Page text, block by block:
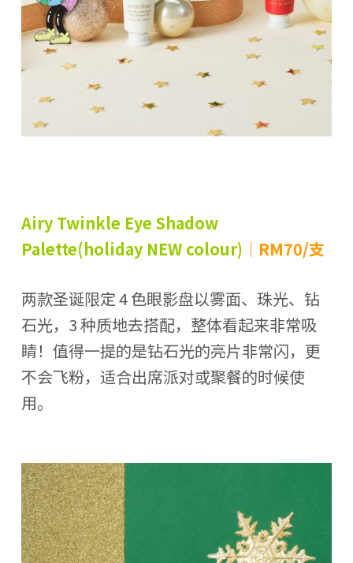
Airy Twinkle Eye Shadow
Palette(holiday NEW colour) ｜ RM70/支
两款圣诞限定 4 色眼影盘以雾面、珠光、钻
石光，3 种质地去搭配，整体看起来非常吸
睛！值得一提的是钻石光的亮片非常闪，更
不会飞粉，适合出席派对或聚餐的时候使
用。